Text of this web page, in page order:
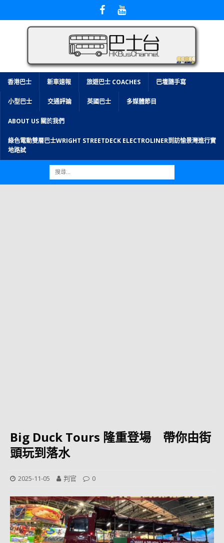
香港巴士 新車速報 旅遊巴士 COACHES 巴壇隨手寫
小型巴士 交通評論 英國巴士 多媒體節目
ABOUT US 關於我們
綠色電動雙層巴士WRIGHT STREETDECK ELECTROLINER到訪愉景灣進行實
地路試
Big Duck Tours 隆重登場 帶你由街
頭玩到落水
2025-11-05 判官 0